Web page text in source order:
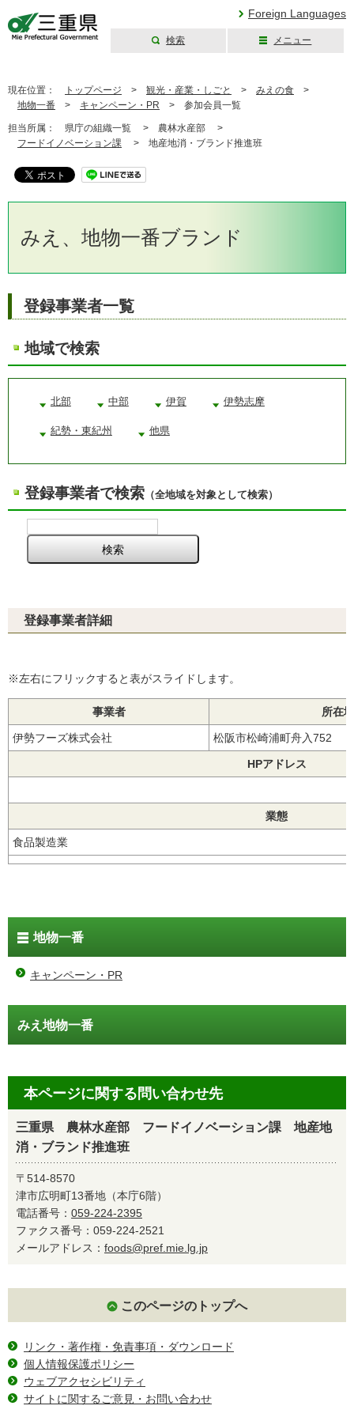
Foreign Languages
検索 メニュー
現在位置： トップページ > 観光・産業・しごと > みえの食 >
地物一番 > キャンペーン・PR > 参加会員一覧
担当所属： 県庁の組織一覧 > 農林水産部 >
フードイノベーション課 > 地産地消・ブランド推進班
みえ、地物一番ブランド
登録事業者一覧
地域で検索
北部 中部 伊賀 伊勢志摩
紀勢・東紀州 他県
登録事業者で検索 （全地域を対象として検索）
登録事業者詳細
※左右にフリックすると表がスライドします。
事業者 所在地
伊勢フーズ株式会社 松阪市松崎浦町舟入752
HPアドレス
業態
食品製造業
地物一番
キャンペーン・PR
みえ地物一番
本ページに関する問い合わせ先
三重県 農林水産部 フードイノベーション課 地産地
消・ブランド推進班
〒514-8570
津市広明町13番地（本庁6階）
電話番号： 059-224-2395
ファクス番号：059-224-2521
メールアドレス： foods@pref.mie.lg.jp
このページのトップへ
リンク・著作権・免責事項・ダウンロード
個人情報保護ポリシー
ウェブアクセシビリティ
サイトに関するご意見・お問い合わせ